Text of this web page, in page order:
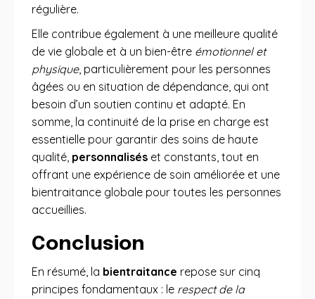
régulière.
Elle contribue également à une meilleure qualité
de vie globale et à un bien-être émotionnel et
physique, particulièrement pour les personnes
âgées ou en situation de dépendance, qui ont
besoin d’un soutien continu et adapté. En
somme, la continuité de la prise en charge est
essentielle pour garantir des soins de haute
qualité, personnalisés et constants, tout en
offrant une expérience de soin améliorée et une
bientraitance globale pour toutes les personnes
accueillies.
Conclusion
En résumé, la bientraitance repose sur cinq
principes fondamentaux : le respect de la